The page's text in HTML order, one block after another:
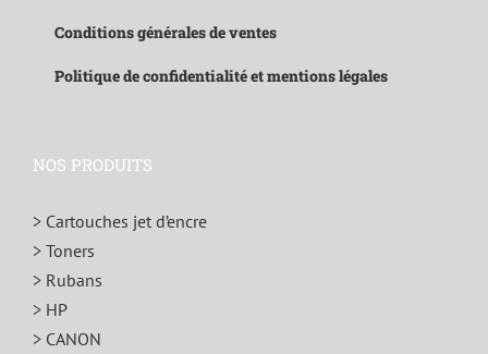
Conditions générales de ventes
Politique de confidentialité et mentions légales
NOS PRODUITS
> Cartouches jet d’encre
> Toners
> Rubans
> HP
> CANON